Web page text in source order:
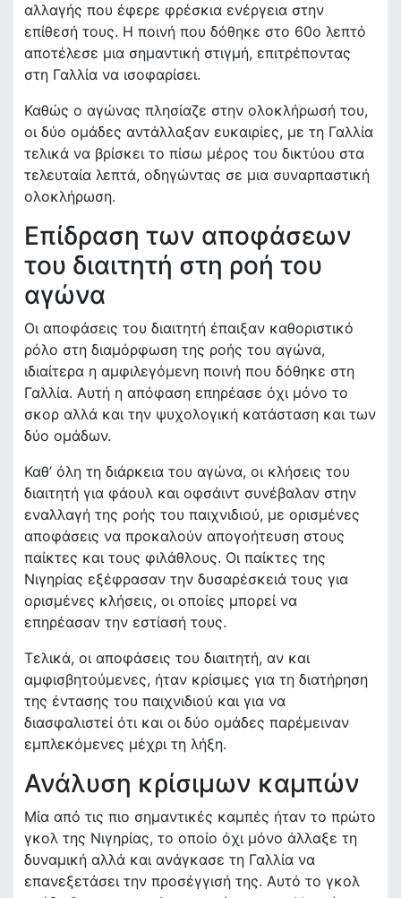
αλλαγής που έφερε φρέσκια ενέργεια στην
επίθεσή τους. Η ποινή που δόθηκε στο 60ο λεπτό
αποτέλεσε μια σημαντική στιγμή, επιτρέποντας
στη Γαλλία να ισοφαρίσει.
Καθώς ο αγώνας πλησίαζε στην ολοκλήρωσή του,
οι δύο ομάδες αντάλλαξαν ευκαιρίες, με τη Γαλλία
τελικά να βρίσκει το πίσω μέρος του δικτύου στα
τελευταία λεπτά, οδηγώντας σε μια συναρπαστική
ολοκλήρωση.
Επίδραση των αποφάσεων
του διαιτητή στη ροή του
αγώνα
Οι αποφάσεις του διαιτητή έπαιξαν καθοριστικό
ρόλο στη διαμόρφωση της ροής του αγώνα,
ιδιαίτερα η αμφιλεγόμενη ποινή που δόθηκε στη
Γαλλία. Αυτή η απόφαση επηρέασε όχι μόνο το
σκορ αλλά και την ψυχολογική κατάσταση και των
δύο ομάδων.
Καθ’ όλη τη διάρκεια του αγώνα, οι κλήσεις του
διαιτητή για φάουλ και οφσάιντ συνέβαλαν στην
εναλλαγή της ροής του παιχνιδιού, με ορισμένες
αποφάσεις να προκαλούν απογοήτευση στους
παίκτες και τους φιλάθλους. Οι παίκτες της
Νιγηρίας εξέφρασαν την δυσαρέσκειά τους για
ορισμένες κλήσεις, οι οποίες μπορεί να
επηρέασαν την εστίασή τους.
Τελικά, οι αποφάσεις του διαιτητή, αν και
αμφισβητούμενες, ήταν κρίσιμες για τη διατήρηση
της έντασης του παιχνιδιού και για να
διασφαλιστεί ότι και οι δύο ομάδες παρέμειναν
εμπλεκόμενες μέχρι τη λήξη.
Ανάλυση κρίσιμων καμπών
Μία από τις πιο σημαντικές καμπές ήταν το πρώτο
γκολ της Νιγηρίας, το οποίο όχι μόνο άλλαξε τη
δυναμική αλλά και ανάγκασε τη Γαλλία να
επανεξετάσει την προσέγγισή της. Αυτό το γκολ